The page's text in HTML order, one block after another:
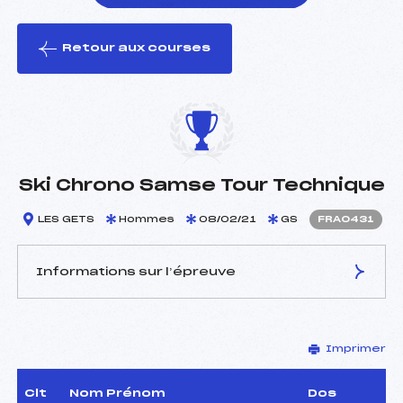
le ski
Retour aux courses
Ski Chrono Samse Tour Technique
LES GETS Hommes 08/02/21 GS FRA0431
Informations sur l’épreuve
MARTIN PHILIPPE (FRA)
Arbitre :
SORREL STEPHANE (FRA)
Assistant :
Imprimer
Clt Nom Prénom Dos